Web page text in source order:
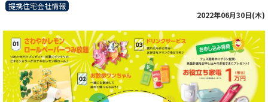
提携住宅会社情報
2022年06月30日(木)